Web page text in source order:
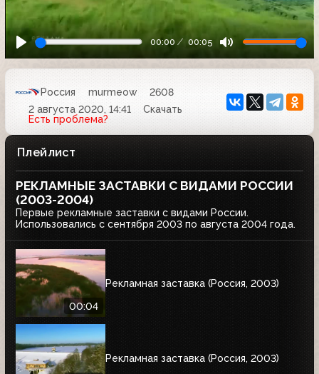
00:00 00:05
Россия murmeow
2608
2 августа 2020, 14:41
Скачать
Есть проблема?
Плейлист
РЕКЛАМНЫЕ ЗАСТАВКИ С ВИДАМИ РОССИИ
(2003-2004)
Первые рекламные заставки с видами России.
Использовались с сентября 2003 по августа 2004 года.
00:04
Рекламная заставка (Россия, 2003)
Рекламная заставка (Россия, 2003)